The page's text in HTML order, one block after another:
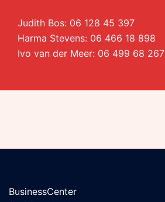
Judith Bos: 06 128 45 397
Harma Stevens: 06 466 18 898
Ivo van der Meer: 06 499 68 267
BusinessCenter